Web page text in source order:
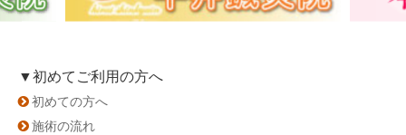
▼初めてご利用の方へ
初めての方へ
施術の流れ